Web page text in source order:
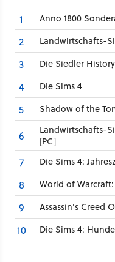
1 Anno 1800
2 Landwirtschafts-
3 Die Siedler
4 Die Sims 4
5 Shadow of the
6
Landwirtschafts-
[PC]
7 Die Sims 4:
8 World of
9 Assassin's Creed
10 Die Sims 4: